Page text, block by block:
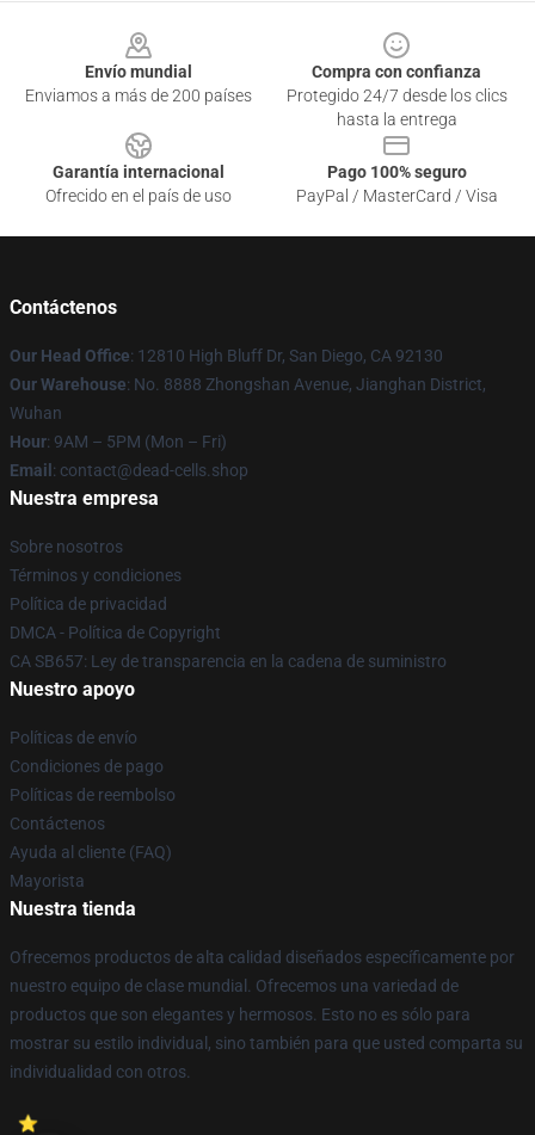
Envío mundial
Enviamos a más de 200 países
Compra con confianza
Protegido 24/7 desde los clics
hasta la entrega
Garantía internacional
Ofrecido en el país de uso
Pago 100% seguro
PayPal / MasterCard / Visa
Contáctenos
Our Head Office: 12810 High Bluff Dr, San Diego, CA 92130
Our Warehouse: No. 8888 Zhongshan Avenue, Jianghan District,
Wuhan
Hour: 9AM – 5PM (Mon – Fri)
Email : contact@dead-cells.shop
Nuestra empresa
Sobre nosotros
Términos y condiciones
Política de privacidad
DMCA - Política de Copyright
CA SB657: Ley de transparencia en la cadena de suministro
Nuestro apoyo
Políticas de envío
Condiciones de pago
Políticas de reembolso
Contáctenos
Ayuda al cliente (FAQ)
Mayorista
Nuestra tienda
Ofrecemos productos de alta calidad diseñados específicamente por
nuestro equipo de clase mundial. Ofrecemos una variedad de
productos que son elegantes y hermosos. Esto no es sólo para
mostrar su estilo individual, sino también para que usted comparta su
individualidad con otros.